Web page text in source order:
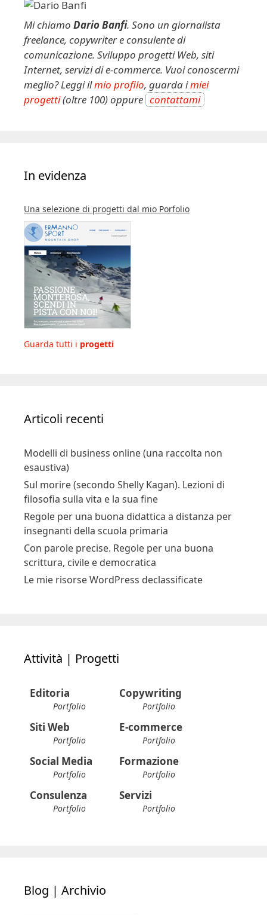
Mi chiamo Dario Banfi. Sono un giornalista
freelance, copywriter e consulente di
comunicazione. Sviluppo progetti Web, siti
Internet, servizi di e-commerce. Vuoi conoscermi
meglio? Leggi ilmio profilo, guarda imiei
progetti(oltre 100) oppure contattami
In evidenza
Una selezione di progetti dal mio Porfolio
Guarda tutti i progetti
Articoli recenti
Modelli di business online (una raccolta non
esaustiva)
Sul morire (secondo Shelly Kagan). Lezioni di
filosofia sulla vita e la sua fine
Regole per una buona didattica a distanza per
insegnanti della scuola primaria
Con parole precise. Regole per una buona
scrittura, civile e democratica
Le mie risorse WordPress declassificate
Attività | Progetti
Editoria
Portfolio
Copywriting
Portfolio
Siti Web
Portfolio
E-commerce
Portfolio
Social Media
Portfolio
Formazione
Portfolio
Consulenza
Portfolio
Servizi
Portfolio
Blog | Archivio